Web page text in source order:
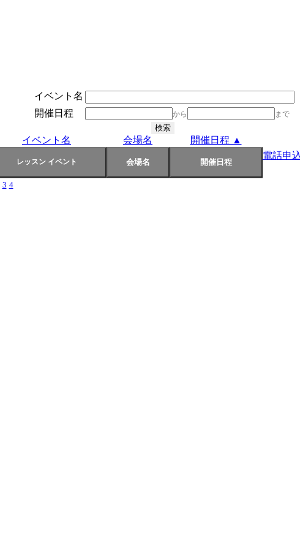
イベント名
開催日程
から まで
イベント名 会場名
開催日程 ▲
電話申
3 4